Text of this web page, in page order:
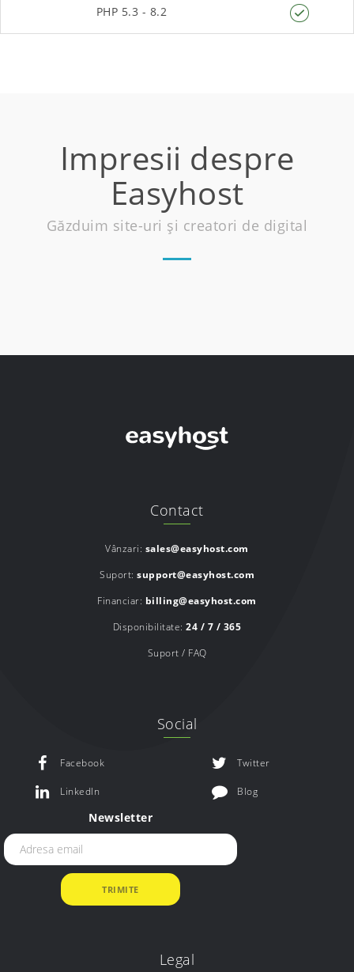
PHP 5.3 - 8.2
Impresii despre
Easyhost
Găzduim site-uri și creatori de digital
Legal
Contact
Vânzari: sales@easyhost.com
Suport: support@easyhost.com
Financiar: billing@easyhost.com
Disponibilitate:24 / 7 / 365
Suport / FAQ
Social
Facebook Twitter
LinkedIn Blog
Newsletter